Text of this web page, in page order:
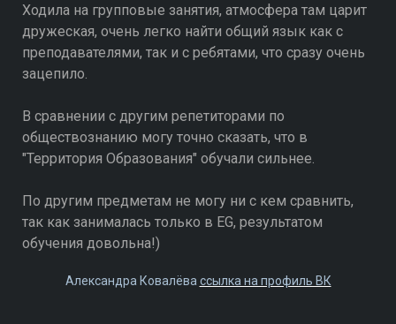
Ходила на групповые занятия, атмосфера там царит
дружеская, очень легко найти общий язык как с
преподавателями, так и с ребятами, что сразу очень
зацепило.
В сравнении с другим репетиторами по
обществознанию могу точно сказать, что в
"Территория Образования" обучали сильнее.
По другим предметам не могу ни с кем сравнить,
так как занималась только в EG, результатом
обучения довольна!)
Александра Ковалёва ссылка на профиль ВК